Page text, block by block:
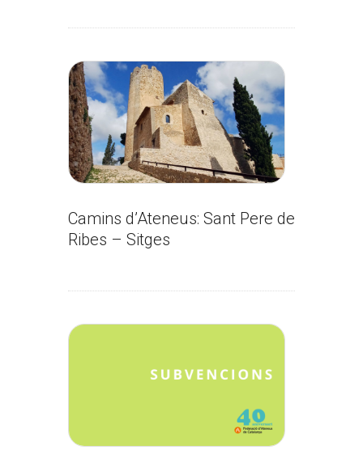
Camins d’Ateneus: Sant Pere de
Ribes – Sitges